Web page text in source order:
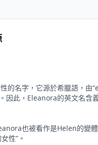
的名字，它源於希臘語，由
因此，Eleanora的英文名含
也被看作是Helen的變
性”。